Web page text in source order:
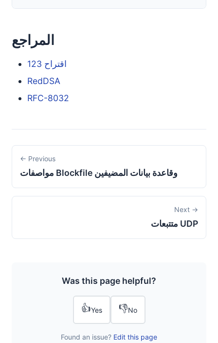
المراجع
اقتراح 123
RedDSA
RFC-8032
← Previous
مواصفات Blockfile وقاعدة بيانات المضيفين
Next →
متتبعات UDP
Was this page helpful?
👍Yes 👎No
Found an issue? Edit this page